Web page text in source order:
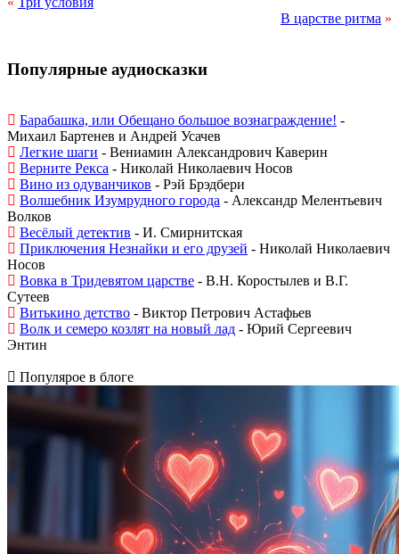
В царстве ритма »
Популярные аудиосказки
Барабашка, или Обещано большое вознаграждение! -
Михаил Бартенев и Андрей Усачев
Легкие шаги - Вениамин Александрович Каверин
Верните Рекса - Николай Николаевич Носов
Вино из одуванчиков - Рэй Брэдбери
Волшебник Изумрудного города - Александр Мелентьевич
Волков
Весёлый детектив - И. Смирнитская
Приключения Незнайки и его друзей - Николай Николаевич
Носов
Вовка в Тридевятом царстве - В.Н. Коростылев и В.Г.
Сутеев
Витькино детство - Виктор Петрович Астафьев
Волк и семеро козлят на новый лад - Юрий Сергеевич
Энтин
Популярое в блоге